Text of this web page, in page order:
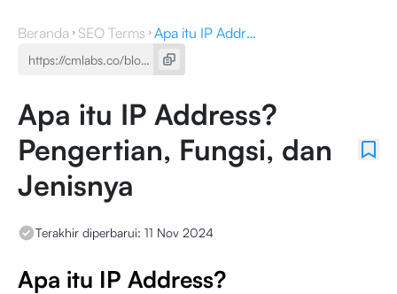
Beranda SEO Terms Apa itu IP Address? Pengertian, Fungsi, dan Jenisnya
Apa itu IP Address?
Pengertian, Fungsi, dan
Jenisnya
Terakhir diperbarui: 11 Nov 2024
Apa itu IP Address?